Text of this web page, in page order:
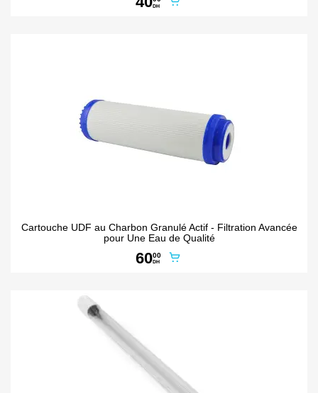
DH
Cartouche UDF au Charbon Granulé Actif - Filtration Avancée
pour Une Eau de Qualité
6000
DH